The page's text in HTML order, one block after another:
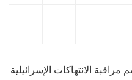
الانتهاكات الإسرائيلية